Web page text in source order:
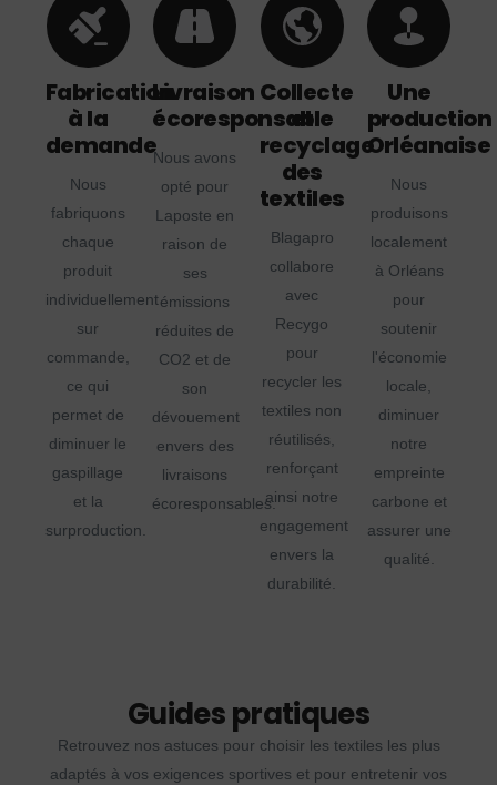
Fabrication
à la
demande
Nous
fabriquons
chaque
produit
individuellement
sur
commande,
ce qui
permet de
diminuer le
gaspillage
et la
surproduction.
Livraison
écoresponsable
Nous avons
opté pour
Laposte en
raison de
ses
émissions
réduites de
CO2 et de
son
dévouement
envers des
livraisons
écoresponsables.
Collecte
et
recyclage
des
textiles
Blagapro
collabore
avec
Recygo
pour
recycler les
textiles non
réutilisés,
renforçant
ainsi notre
engagement
envers la
durabilité.
Une
production
Orléanaise
Nous
produisons
localement
à Orléans
pour
soutenir
l'économie
locale,
diminuer
notre
empreinte
carbone et
assurer une
qualité.
Guides pratiques
Retrouvez nos astuces pour choisir les textiles les plus
adaptés à vos exigences sportives et pour entretenir vos